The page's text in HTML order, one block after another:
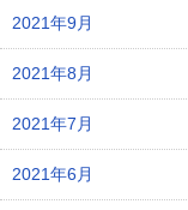
2021年9月
2021年8月
2021年7月
2021年6月